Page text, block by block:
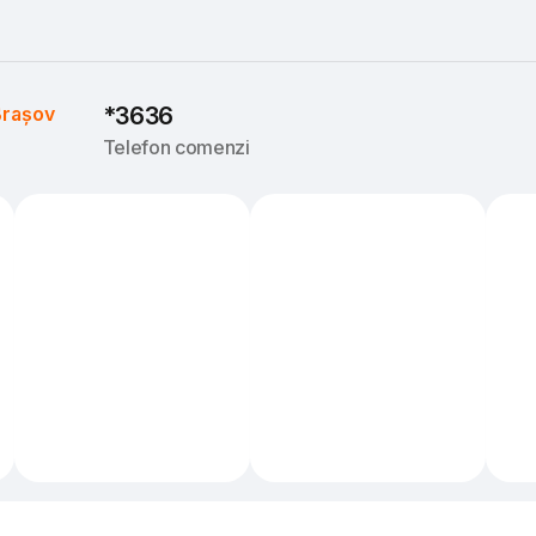
*3636
Telefon comenzi